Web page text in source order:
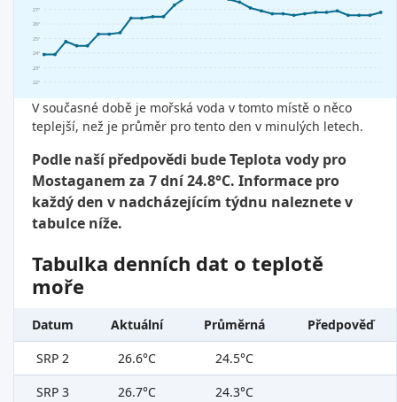
22°
23°
24°
25°
26°
27°
V současné době je mořská voda v tomto místě o něco
teplejší, než je průměr pro tento den v minulých letech.
Podle naší předpovědi bude Teplota vody pro
Mostaganem za 7 dní 24.8°C. Informace pro
každý den v nadcházejícím týdnu naleznete v
tabulce níže.
Tabulka denních dat o teplotě
moře
Datum Aktuální Průměrná
Předpověď
SRP 2
26.6°C
24.5°C
SRP 3
26.7°C
24.3°C